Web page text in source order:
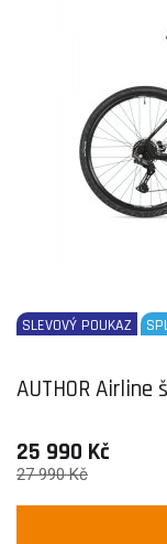
SLEVOVÝ POUKAZ
AUTHOR
25 990 Kč
27 990 Kč